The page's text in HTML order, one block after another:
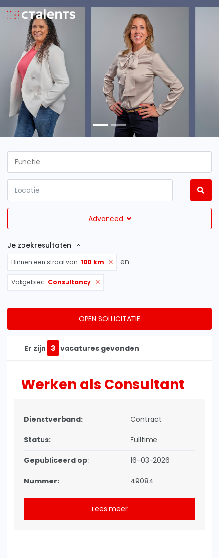
Advanced
Je zoekresultaten
Binnen een straal van: 100 km en
Vakgebied: Consultancy
OPEN SOLLICITATIE
Er zijn 3 vacatures gevonden
Werken als Consultant
Dienstverband: Contract
Status: Fulltime
Gepubliceerd op: 16-03-2026
Nummer: 49084
Lees meer